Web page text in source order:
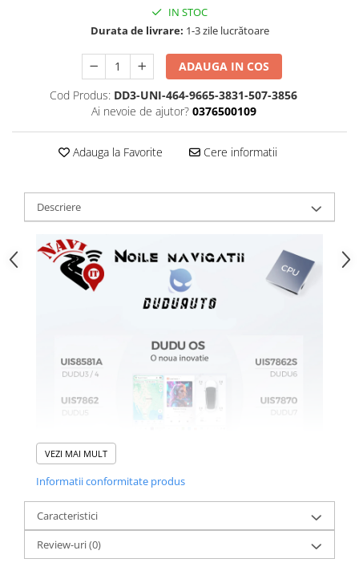
IN STOC
Durata de livrare: 1-3 zile lucrătoare
ADAUGA IN COS
Cod Produs: DD3-UNI-464-9665-3831-507-3856
Ai nevoie de ajutor? 0376500109
Adauga la Favorite Cere informatii
Descriere
VEZI MAI MULT
Informatii conformitate produs
Caracteristici
Review-uri(0)